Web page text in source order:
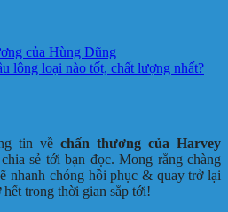
của Hùng Dũng
lông loại nào tốt, chất lượng nhất?
tin về chấn thương của Harvey
sẻ tới bạn đọc. Mong rằng chàng
nhanh chóng hồi phục & quay trở lại
trong thời gian sắp tới!